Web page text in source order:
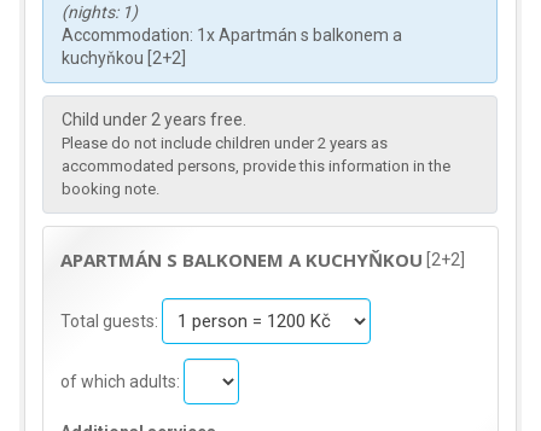
(nights: 1)
Accommodation: 1x Apartmán s balkonem a
kuchyňkou [2+2]
Child under 2 years free.
Please do not include children under 2 years as
accommodated persons, provide this information in the
booking note.
APARTMÁN S BALKONEM A KUCHYŇKOU [2+2]
Total guests:
of which adults: